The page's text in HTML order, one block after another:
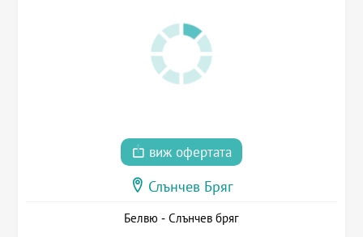
виж офертата
Слънчев Бряг
Белвю - Слънчев бряг